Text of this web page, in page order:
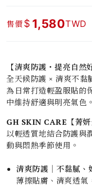
售價$ 1,580TWD
【清爽防護・提亮自然
全天候防護 × 清爽不黏
為日常打造輕盈服貼的
中維持舒適與明亮氣色。
GH SKIN CARE【菁妍
以輕透質地結合防護與
動與悶熱季節使用。
清爽防護｜不黏膩、
薄擦貼膚、清爽透氣